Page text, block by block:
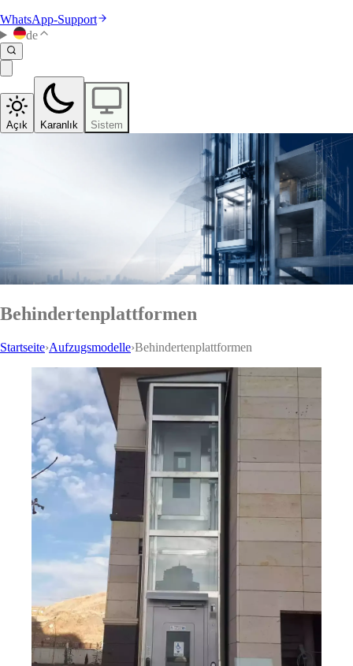
WhatsApp-Support
de
Açık Karanlık Sistem
Behindertenplattformen
Startseite›Aufzugsmodelle›Behindertenplattformen